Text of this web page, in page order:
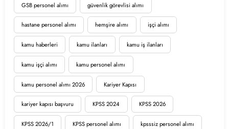
GSB personel alımı güvenlik görevlisi alımı
hastane personel alımı hemşire alımı işçi alımı
kamu haberleri kamu ilanları kamu iş ilanları
kamu işçi alımı kamu personel alımı
kamu personel alımı 2026 Kariyer Kapısı
kariyer kapısı başvuru KPSS 2024 KPSS 2026
KPSS 2026/1 KPSS personel alımı kpsssiz personel alımı